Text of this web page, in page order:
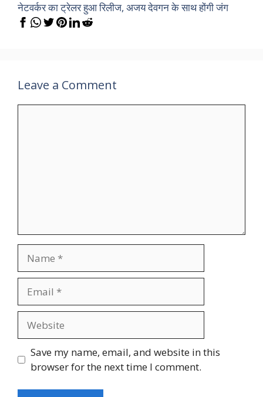
नेटवर्कर का ट्रेलर हुआ रिलीज, अजय देवगन के साथ होंगी जंग
Leave a Comment
Save my name, email, and website in this
browser for the next time I comment.